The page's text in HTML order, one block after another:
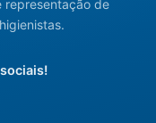
representação de